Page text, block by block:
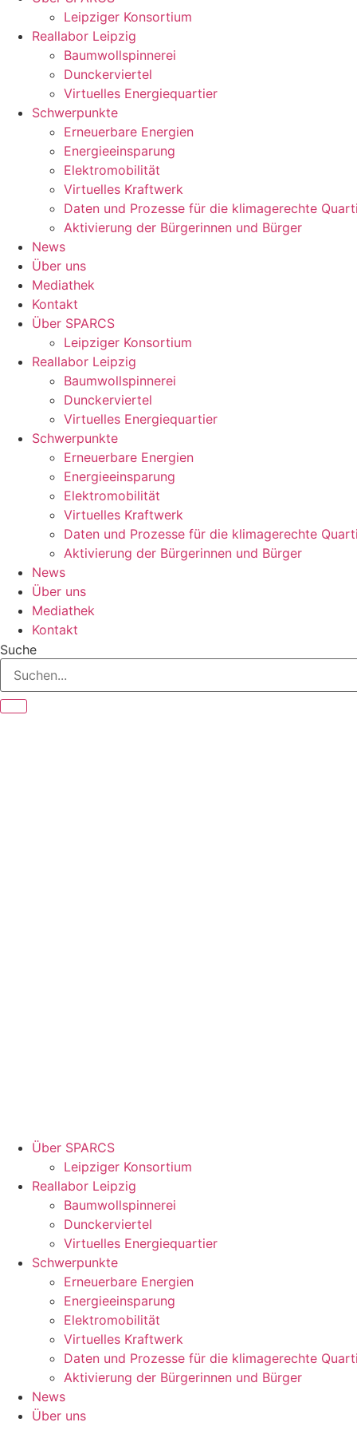
Leipziger Konsortium
Reallabor Leipzig
Baumwollspinnerei
Dunckerviertel
Virtuelles Energiequartier
Schwerpunkte
Erneuerbare Energien
Energieeinsparung
Elektromobilität
Virtuelles Kraftwerk
Daten und Prozesse für die klimagerechte
Aktivierung der Bürgerinnen und Bürger
News
Über uns
Mediathek
Kontakt
Über SPARCS
Leipziger Konsortium
Reallabor Leipzig
Baumwollspinnerei
Dunckerviertel
Virtuelles Energiequartier
Schwerpunkte
Erneuerbare Energien
Energieeinsparung
Elektromobilität
Virtuelles Kraftwerk
Daten und Prozesse für die klimagerechte
Aktivierung der Bürgerinnen und Bürger
News
Über uns
Mediathek
Kontakt
Suche
Über SPARCS
Leipziger Konsortium
Reallabor Leipzig
Baumwollspinnerei
Dunckerviertel
Virtuelles Energiequartier
Schwerpunkte
Erneuerbare Energien
Energieeinsparung
Elektromobilität
Virtuelles Kraftwerk
Daten und Prozesse für die klimagerechte
Aktivierung der Bürgerinnen und Bürger
News
Über uns